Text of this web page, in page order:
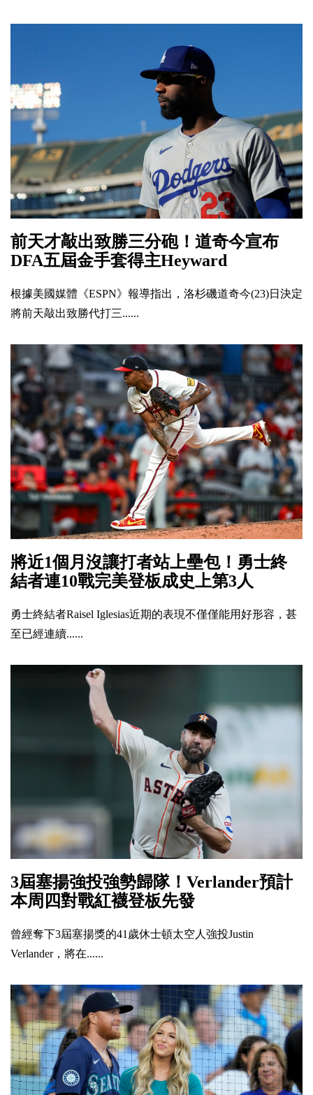
前天才敲出致勝三分砲！道奇今宣布
DFA五屆金手套得主Heyward
根據美國媒體《ESPN》報導指出，洛杉磯道奇今(23)日決定
將前天敲出致勝代打三......
將近1個月沒讓打者站上壘包！勇士終
結者連10戰完美登板成史上第3人
勇士終結者Raisel Iglesias近期的表現不僅僅能用好形容，甚
至已經連續......
3屆塞揚強投強勢歸隊！Verlander預計
本周四對戰紅襪登板先發
曾經奪下3屆塞揚獎的41歲休士頓太空人強投Justin
Verlander，將在......